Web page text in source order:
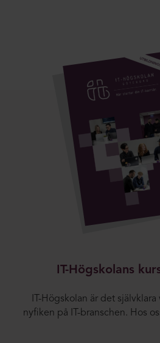
IT-Högskolans
IT-Högskolan är det
nyfiken på IT-branschen. Hos